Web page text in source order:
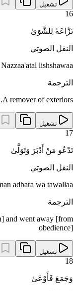
تشغيل
16
نَزَّاعَةً لِلشَّوَىٰ
النقل الصوتي
Nazzaa'atal lishshawaa
الترجمة
A remover of exteriors.
تشغيل
17
تَدْعُو مَنْ أَدْبَرَ وَتَوَلَّىٰ
النقل الصوتي
adbara wa tawallaa
الترجمة
and went away [from
obedience]
تشغيل
18
وَجَمَعَ فَأَوْعَىٰ